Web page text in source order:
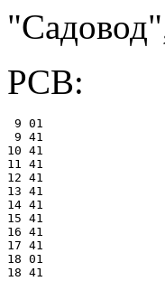
РСВ:
9 01
9 41
10 41
11 41
12 41
13 41
14 41
15 41
16 41
17 41
18 01
18 41